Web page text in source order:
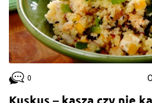
0